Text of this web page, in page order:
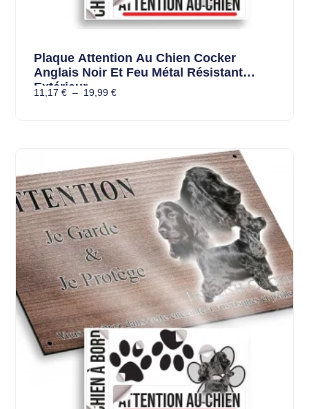
Plaque Attention Au Chien Cocker
Anglais Noir Et Feu Métal Résistant
Extérieur
11,17 € – 19,99 €